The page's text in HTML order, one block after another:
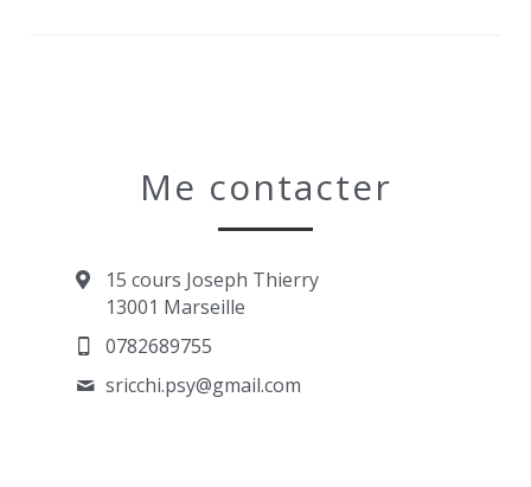
Me contacter
15 cours Joseph Thierry
13001 Marseille
0782689755
sricchi.psy@gmail.com